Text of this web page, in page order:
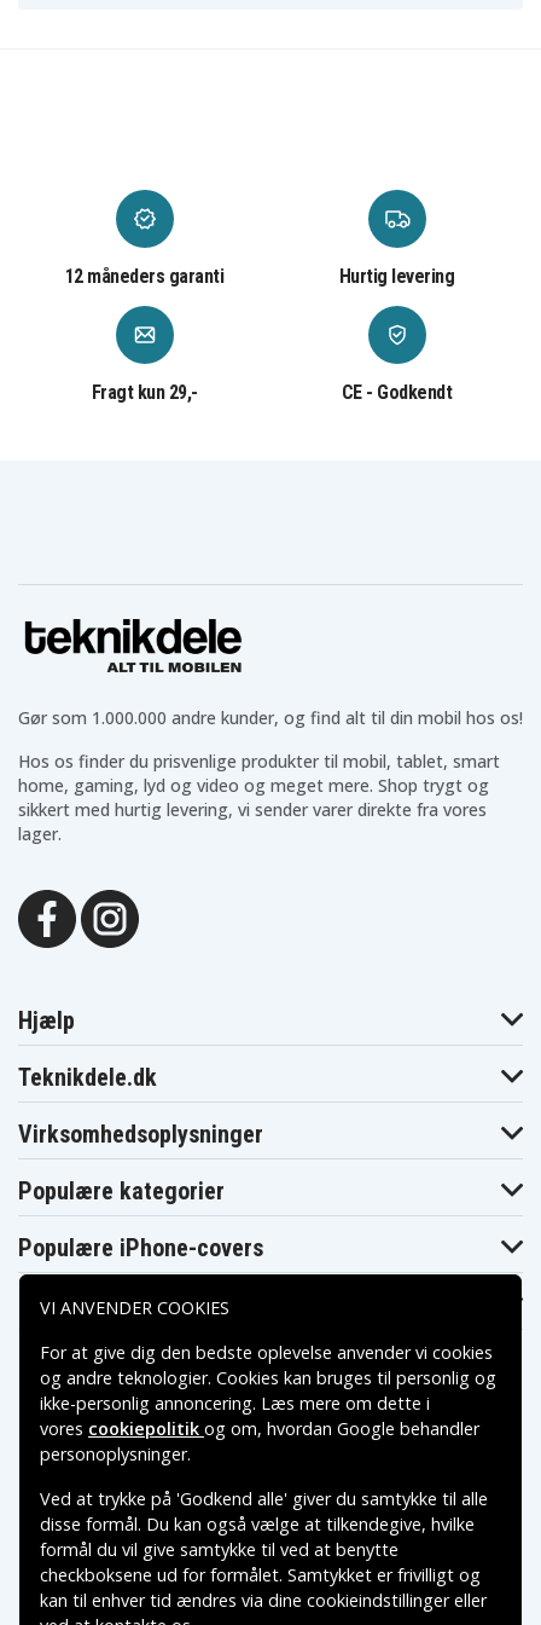
12 måneders garanti Hurtig levering
Fragt kun 29,- CE - Godkendt
Gør som 1.000.000 andre kunder, og find alt til din mobil hos os!
Hos os finder du prisvenlige produkter til mobil, tablet, smart
home, gaming, lyd og video og meget mere. Shop trygt og
sikkert med hurtig levering, vi sender varer direkte fra vores
lager.
Hjælp
Teknikdele.dk
Virksomhedsoplysninger
Populære kategorier
Populære iPhone-covers
Populære Samsung-covers
Betalingsmuligheder
Leveringsmuligheder
VI ANVENDER COOKIES
For at give dig den bedste oplevelse anvender vi cookies
og andre teknologier. Cookies kan bruges til personlig og
ikke-personlig annoncering. Læs mere om dette i
vores cookiepolitik og om, hvordan Google behandler
personoplysninger.
Ved at trykke på 'Godkend alle' giver du samtykke til alle
disse formål. Du kan også vælge at tilkendegive, hvilke
formål du vil give samtykke til ved at benytte
checkboksene ud for formålet. Samtykket er frivilligt og
kan til enhver tid ændres via dine cookieindstillinger eller